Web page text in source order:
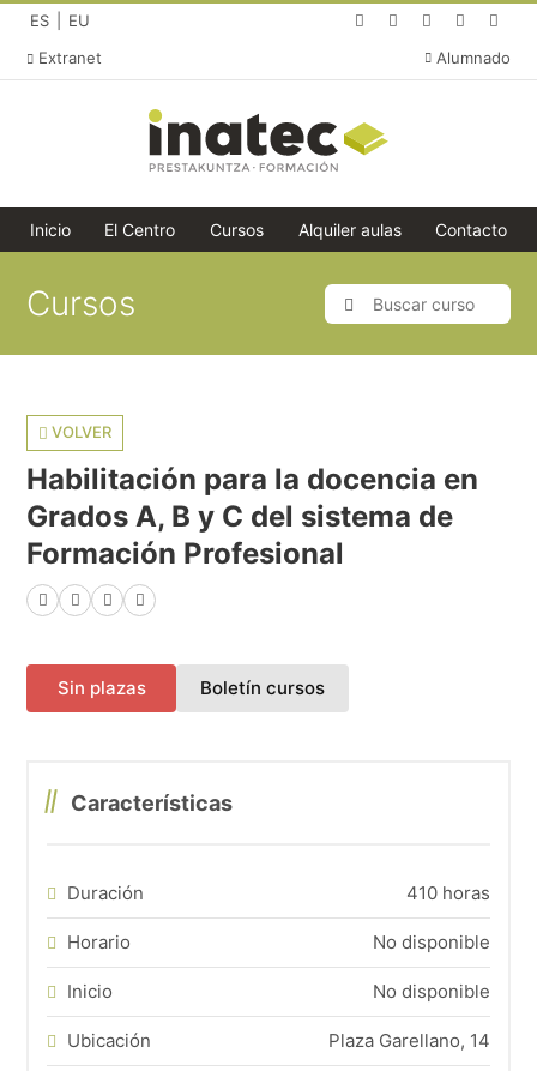
ES Español (idioma actual)
EU (abre en una nueva
(abre en una
(abre en
(abre
Extranet Alumnado
Inicio El Centro Cursos Alquiler aulas Contacto
Cursos Buscar curso
Buscar
VOLVER
Habilitación para la docencia en
Grados A, B y C del sistema de
Formación Profesional
Sin plazas Boletín cursos(abre en una nueva
Características
Duración 410 horas
Horario No disponible
Inicio No disponible
Ubicación Plaza Garellano, 14